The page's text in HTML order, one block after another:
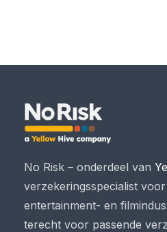
No Risk – onderdeel van
verzekeringsspecialist
entertainment- en
terecht voor passende